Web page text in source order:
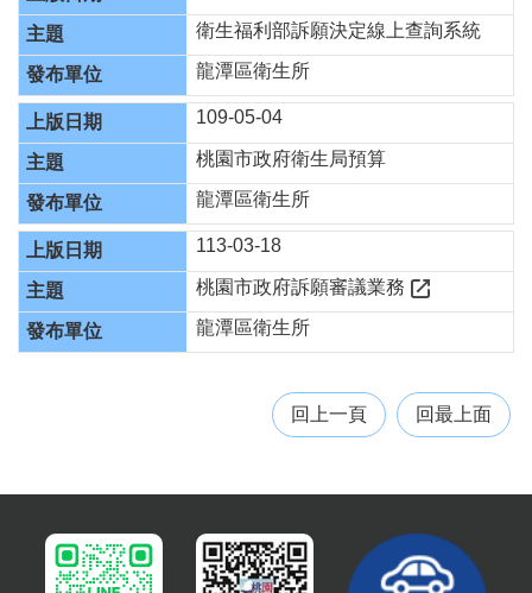
訊
息
公
告
門
診
資
訊
業
務
資
訊
衛生福利部訴願決定線上查詢系統
龍潭區衛生所
109-05-04
桃園市政府衛生局預算
龍潭區衛生所
113-03-18
桃園市政府訴願審議業務
龍潭區衛生所
回上一頁 回最上面